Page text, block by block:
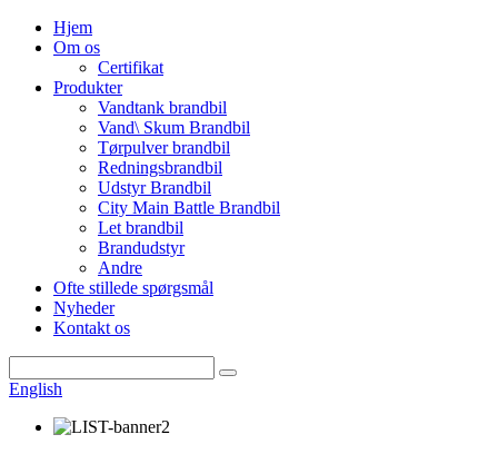
Hjem
Om os
Certifikat
Produkter
Vandtank brandbil
Vand\ Skum Brandbil
Tørpulver brandbil
Redningsbrandbil
Udstyr Brandbil
City Main Battle Brandbil
Let brandbil
Brandudstyr
Andre
Ofte stillede spørgsmål
Nyheder
Kontakt os
English